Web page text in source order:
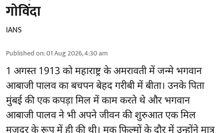
गोविंदा
IANS
Published on:01 Aug 2026, 4:30 am
1 अगस्त 1913 को महाराष्ट्र के अमरावती में जन्मे भगवान
आबाजी पालव का बचपन बेहद गरीबी में बीता। उनके पिता
मुंबई की एक कपड़ा मिल में काम करते थे और भगवान
आबाजी पालव ने भी अपने जीवन की शुरुआत एक मिल